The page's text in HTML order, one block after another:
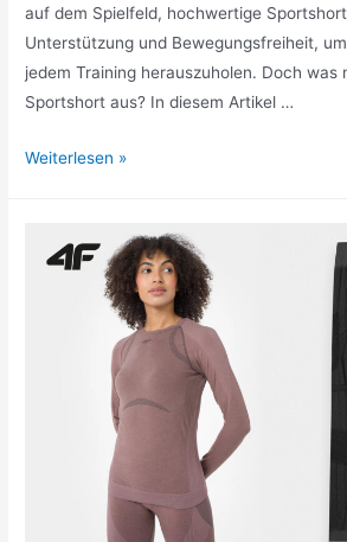
auf dem Spielfeld, hochwertige
Unterstützung und Bewegungsfreiheit,
jedem Training herauszuholen. Doch was
Sportshort aus? In diesem Artikel …
Hochwertige
Hosen
Performance
Weiterlesen »